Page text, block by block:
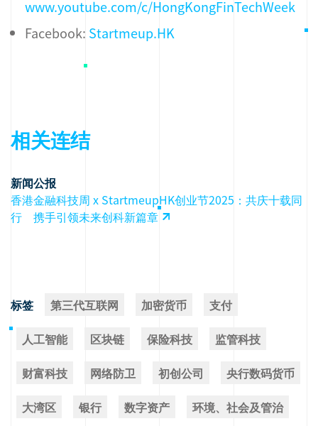
www.youtube.com/c/HongKongFinTechWeek
Facebook: Startmeup.HK
相关连结
新闻公报
香港金融科技周 x StartmeupHK创业节2025：共庆十载同
行 携手引领未来创科新篇章
标签 第三代互联网 加密货币
支付
人工智能
区块链 保险科技
监管科技
财富科技
网络防卫 初创公司
央行数码货币
大湾区
银行 数字资产
环境、社会及管治